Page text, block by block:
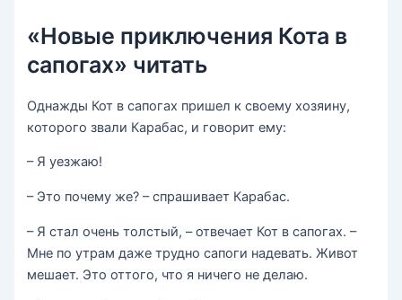
«Новые приключения Кота в
сапогах» читать
Однажды Кот в сапогах пришел к своему хозяину,
которого звали Карабас, и говорит ему:
– Я уезжаю!
– Это почему же? – спрашивает Карабас.
– Я стал очень толстый, – отвечает Кот в сапогах. –
Мне по утрам даже трудно сапоги надевать. Живот
мешает. Это оттого, что я ничего не делаю.